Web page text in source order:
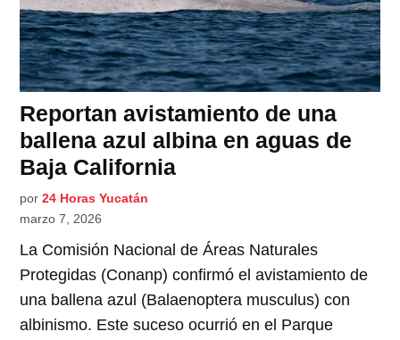
Reportan avistamiento de una
ballena azul albina en aguas de
Baja California
por 24 Horas Yucatán
marzo 7, 2026
La Comisión Nacional de Áreas Naturales
Protegidas (Conanp) confirmó el avistamiento de
una ballena azul (Balaenoptera musculus) con
albinismo. Este suceso ocurrió en el Parque